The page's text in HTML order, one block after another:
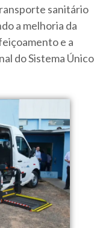
sanitário
a melhoria da
e a
do Sistema Único